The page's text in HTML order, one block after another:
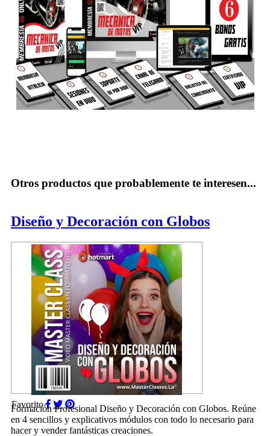
Otros productos que probablemente te interesen...
Diseño y Decoración con Globos
Favorito
Formación Profesional Diseño y Decoración con Globos. Reúne
en 4 sencillos y explicativos módulos con todo lo necesario para
hacer y vender fantásticas creaciones.